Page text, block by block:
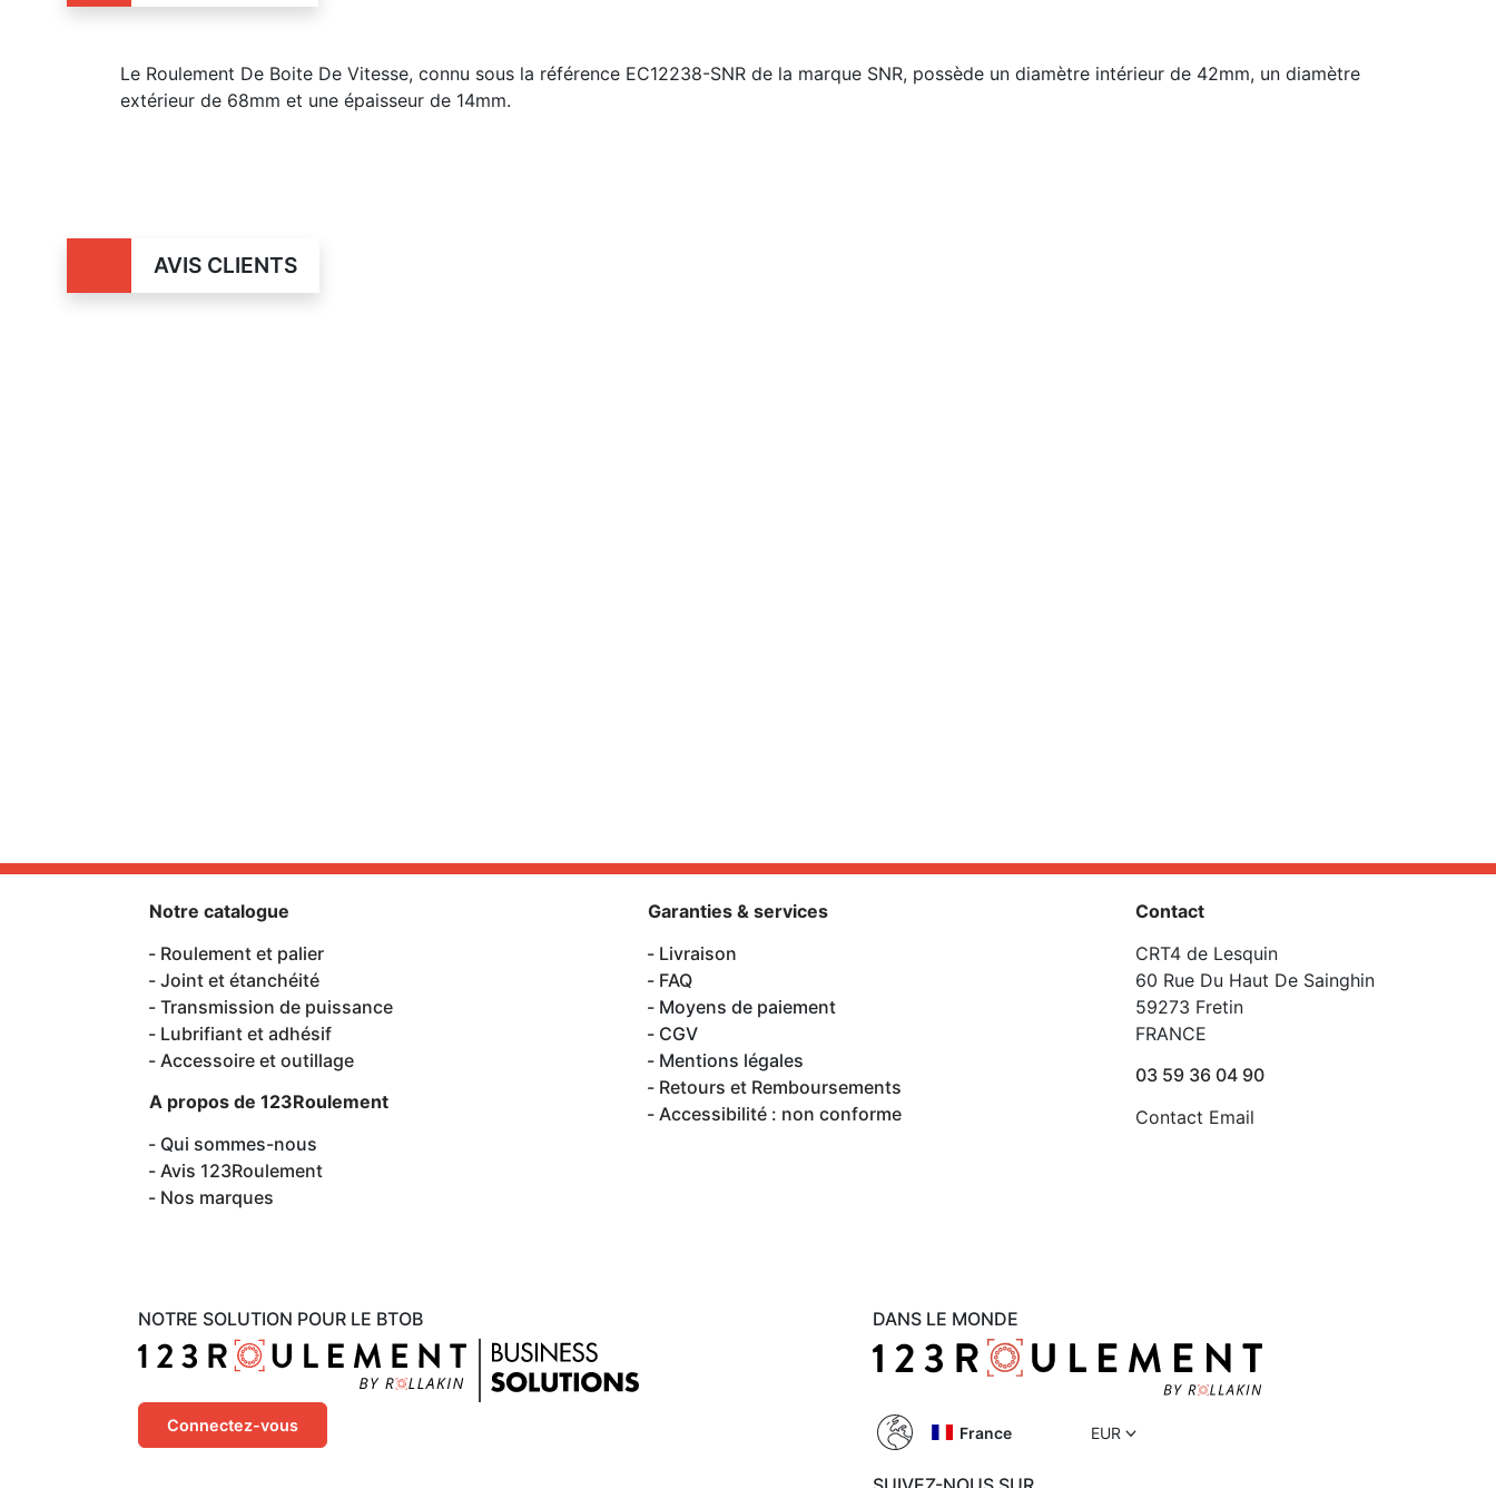
Le Roulement De Boite De Vitesse, connu sous la référence EC12238-SNR de la marque SNR, possède un diamètre intérieur de 42mm, un diamètre
extérieur de 68mm et une épaisseur de 14mm.
AVIS CLIENTS
NOTRE SOLUTION POUR LE BTOB
Connectez-vous
Notre catalogue
Roulement et palier
Joint et étanchéité
Transmission de puissance
Lubrifiant et adhésif
Accessoire et outillage
A propos de 123Roulement
Qui sommes-nous
Avis 123Roulement
Nos marques
Garanties & services
Livraison
FAQ
Moyens de paiement
CGV
Mentions légales
Retours et Remboursements
Accessibilité : non conforme
Contact
CRT4 de Lesquin
60 Rue Du Haut De Sainghin
59273 Fretin
FRANCE
03 59 36 04 90
Contact Email
DANS LE MONDE
France EUR